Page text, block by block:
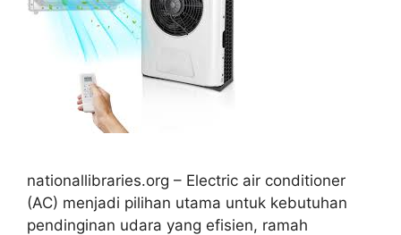
nationallibraries.org – Electric air conditioner
(AC) menjadi pilihan utama untuk kebutuhan
pendinginan udara yang efisien, ramah